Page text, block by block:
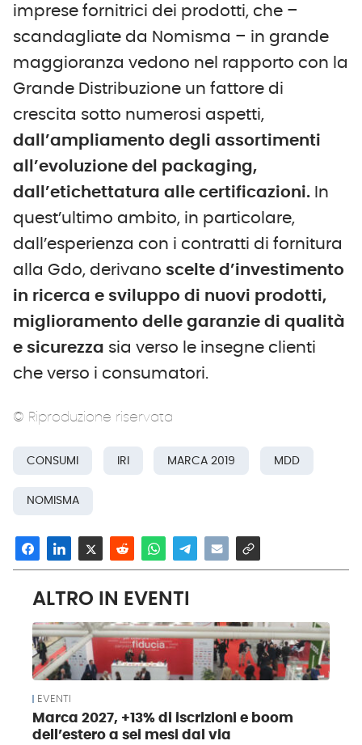
imprese fornitrici dei prodotti, che –
scandagliate da Nomisma – in grande
maggioranza vedono nel rapporto con la
Grande Distribuzione un fattore di
crescita sotto numerosi aspetti,
dall’ampliamento degli assortimenti
all’evoluzione del packaging,
dall’etichettatura alle certificazioni. In
quest’ultimo ambito, in particolare,
dall’esperienza con i contratti di fornitura
alla Gdo, derivano scelte d’investimento
in ricerca e sviluppo di nuovi prodotti,
miglioramento delle garanzie di qualità
e sicurezza sia verso le insegne clienti
che verso i consumatori.
© Riproduzione riservata
CONSUMI IRI MARCA 2019 MDD
NOMISMA
ALTRO IN EVENTI
EVENTI
Marca 2027, +13% di iscrizioni e boom
dell’estero a sei mesi dal via